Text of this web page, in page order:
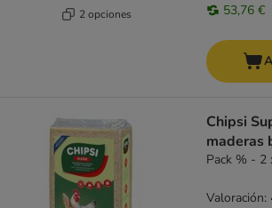
2 opciones 53,76 €
Chipsi
maderas
Pack % - 2
Valoración: